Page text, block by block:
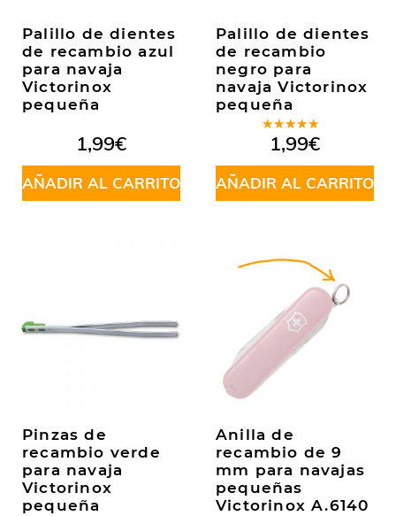
Palillo de dientes
de recambio azul
para navaja
Victorinox
pequeña
1,99€
AÑADIR AL CARRITO
Palillo de dientes
de recambio
negro para
navaja Victorinox
pequeña
Valorado
en5.00de
5
1,99€
AÑADIR AL CARRITO
Pinzas de
recambio verde
para navaja
Victorinox
pequeña
Anilla de
recambio de 9
mm para navajas
pequeñas
Victorinox A.6140